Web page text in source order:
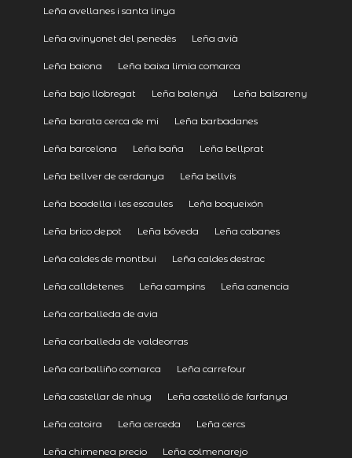
Leña avellanes i santa linya
Leña avinyonet del penedès Leña avià
Leña baiona Leña baixa limia comarca
Leña bajo llobregat Leña balenyà Leña balsareny
Leña barata cerca de mi Leña barbadanes
Leña barcelona Leña baña Leña bellprat
Leña bellver de cerdanya Leña bellvís
Leña boadella i les escaules Leña boqueixón
Leña brico depot Leña bóveda Leña cabanes
Leña caldes de montbui Leña caldes destrac
Leña calldetenes Leña campins Leña canencia
Leña carballeda de avia
Leña carballeda de valdeorras
Leña carballiño comarca Leña carrefour
Leña castellar de nhug Leña castelló de farfanya
Leña catoira Leña cerceda Leña cercs
Leña chimenea precio Leña colmenarejo